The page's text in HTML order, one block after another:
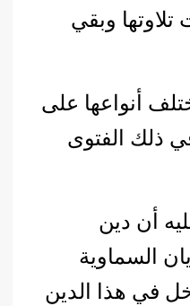
وبقي
أنواعها على
ذلك الفتوى
أن دين
السماوية
في هذا الدين